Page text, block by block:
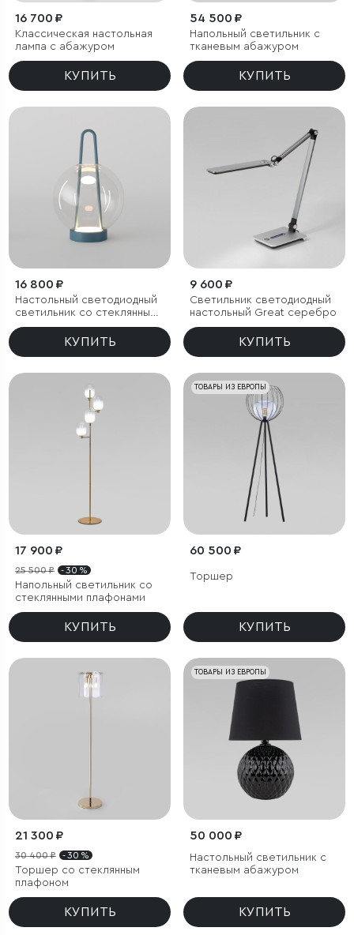
16 700 ₽
Классическая настольная
лампа с абажуром
КУПИТЬ
54 500 ₽
Напольный светильник с
тканевым абажуром
КУПИТЬ
16 800 ₽
Настольный светодиодный
светильник со стеклянным
плафоном
КУПИТЬ
9 600 ₽
Светильник светодиодный
настольный Great серебро
КУПИТЬ
17 900 ₽
25 500 ₽ - 30 %
Напольный светильник со
стеклянными плафонами
КУПИТЬ
ТОВАРЫ ИЗ ЕВРОПЫ
60 500 ₽
Торшер
КУПИТЬ
21 300 ₽
30 400 ₽ - 30 %
Торшер со стеклянным
плафоном
КУПИТЬ
ТОВАРЫ ИЗ ЕВРОПЫ
50 000 ₽
Настольный светильник с
тканевым абажуром
КУПИТЬ